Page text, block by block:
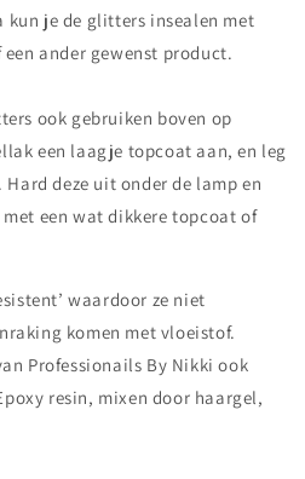
kun je de glitters insealen met
ander gewenst product.
ook gebruiken boven op
een laagje topcoat aan, en leg
deze uit onder de lamp en
een wat dikkere topcoat of
waardoor ze niet
komen met vloeistof.
Professionails By Nikki ook
resin, mixen door haargel,